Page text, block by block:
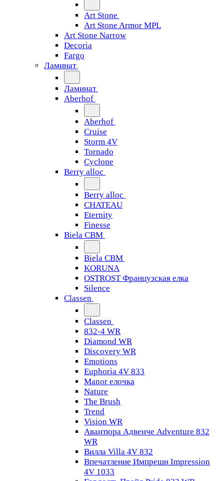
Art Stone
Art Stone Armor MPL
Art Stone Narrow
Decoria
Fargo
Ламинат
Ламинат
Aberhof
Aberhof
Cruise
Storm 4V
Tornado
Сyclone
Berry alloc
Berry alloc
CHATEAU
Eternity
Finesse
Biela CBM
Biela CBM
KORUNA
OSTROST Французская елка
Silence
Classen
Classen
832-4 WR
Diamond WR
Discovery WR
Emotions
Euphoria 4V 833
Manor елочка
Nature
The Brush
Trend
Vision WR
Авантюра Адвенче Adventure 832
WR
Вилла Villa 4V 832
Впечатление Импрешн Impression
4V 1033